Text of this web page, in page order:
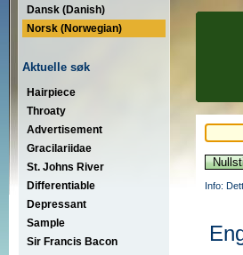
Dansk (Danish)
Norsk (Norwegian)
Aktuelle søk
Hairpiece
Throaty
Advertisement
Gracilariidae
St. Johns River
Differentiable
Depressant
Sample
Sir Francis Bacon
Info: